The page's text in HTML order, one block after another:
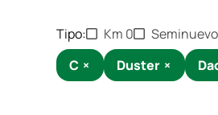
Tipo Km 0
Seminuevo
C × Duster ×